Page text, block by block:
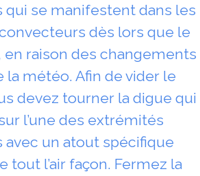
qui se manifestent dans les
dès lors que le
en raison des changements
la météo. Afin de vider le
devez tourner la digue qui
l’une des extrémités
avec un atout spécifique
tout l’air façon. Fermez la